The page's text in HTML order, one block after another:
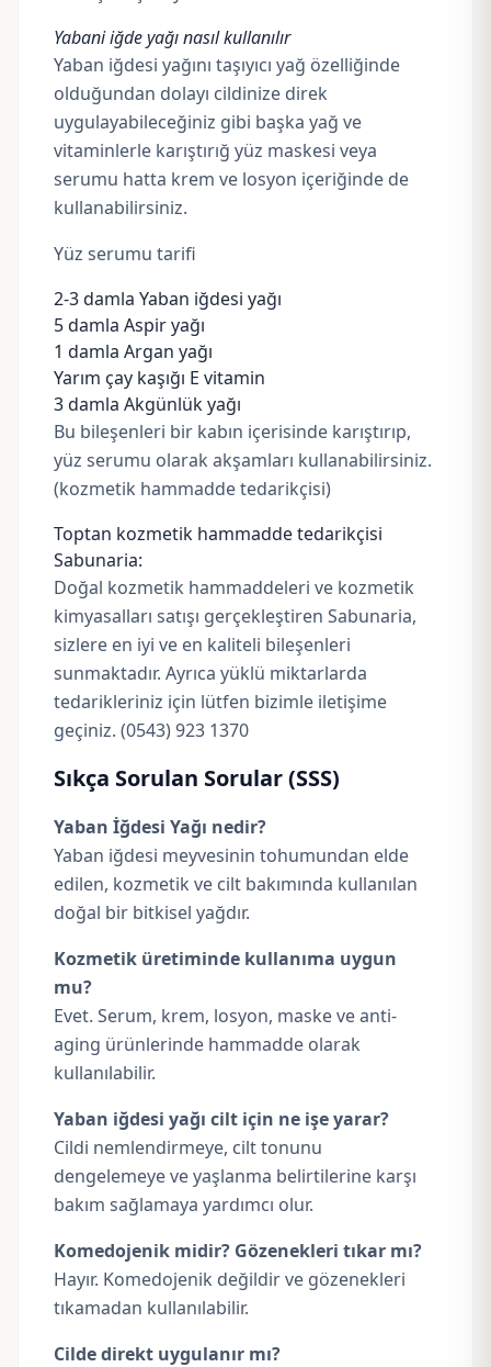
Yabani iğde yağı nasıl kullanılır
Yaban iğdesi yağını taşıyıcı yağ özelliğinde
olduğundan dolayı cildinize direk
uygulayabileceğiniz gibi başka yağ ve
vitaminlerle karıştırığ yüz maskesi veya
serumu hatta krem ve losyon içeriğinde de
kullanabilirsiniz.
Yüz serumu tarifi
2-3 damla Yaban iğdesi yağı
5 damla Aspir yağı
1 damla Argan yağı
Yarım çay kaşığı E vitamin
3 damla Akgünlük yağı
Bu bileşenleri bir kabın içerisinde karıştırıp,
yüz serumu olarak akşamları kullanabilirsiniz.
(kozmetik hammadde tedarikçisi)
Toptan kozmetik hammadde tedarikçisi
Sabunaria:
Doğal kozmetik hammaddeleri ve kozmetik
kimyasalları satışı gerçekleştiren Sabunaria,
sizlere en iyi ve en kaliteli bileşenleri
sunmaktadır. Ayrıca yüklü miktarlarda
tedarikleriniz için lütfen bizimle iletişime
geçiniz. (0543) 923 1370
Sıkça Sorulan Sorular (SSS)
Yaban İğdesi Yağı nedir?
Yaban iğdesi meyvesinin tohumundan elde
edilen, kozmetik ve cilt bakımında kullanılan
doğal bir bitkisel yağdır.
Kozmetik üretiminde kullanıma uygun
mu?
Evet. Serum, krem, losyon, maske ve anti-
aging ürünlerinde hammadde olarak
kullanılabilir.
Yaban iğdesi yağı cilt için ne işe yarar?
Cildi nemlendirmeye, cilt tonunu
dengelemeye ve yaşlanma belirtilerine karşı
bakım sağlamaya yardımcı olur.
Komedojenik midir? Gözenekleri tıkar mı?
Hayır. Komedojenik değildir ve gözenekleri
tıkamadan kullanılabilir.
Cilde direkt uygulanır mı?